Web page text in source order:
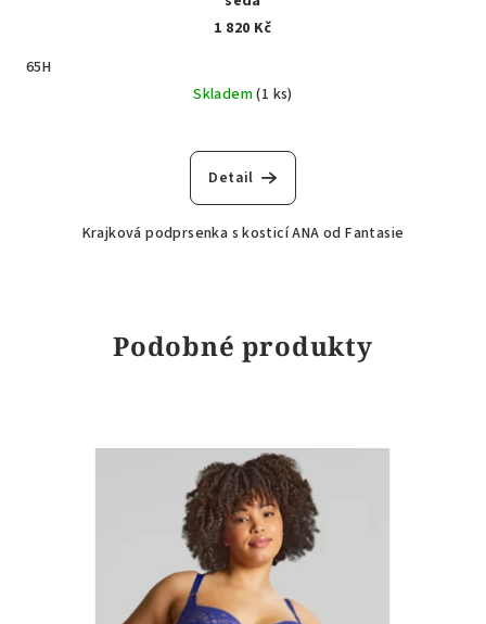
1 820 Kč
65H
Skladem(1 ks)
Detail
Krajková podprsenka s kosticí ANA od Fantasie
Podobné produkty